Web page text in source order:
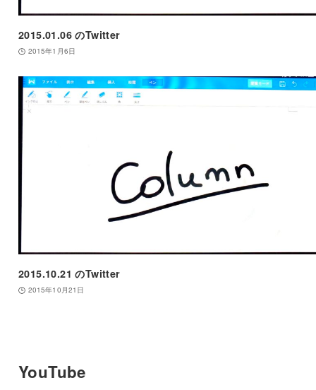
2015.01.06 のTwitter
2015年1月6日
2015.10.21 のTwitter
2015年10月21日
YouTube